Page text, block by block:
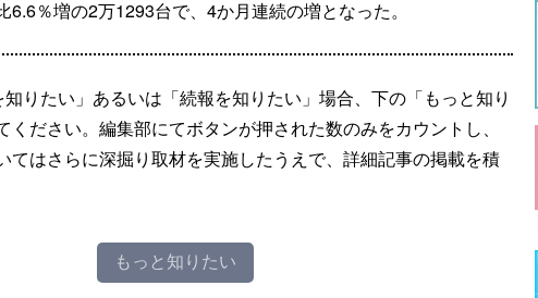
6.6％増の2万1293台で、4か月連続の増となった。
りたい」あるいは「続報を知りたい」場合、下の「もっと知り
ください。編集部にてボタンが押された数のみをカウントし、
てはさらに深掘り取材を実施したうえで、詳細記事の掲載を積
もっと知りたい